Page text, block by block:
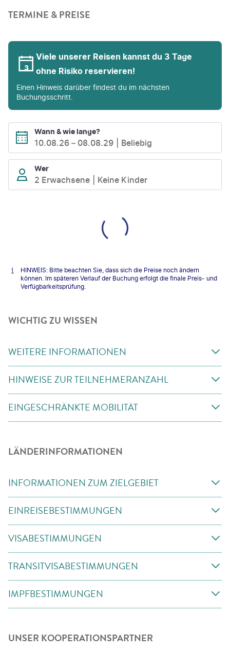
TERMINE & PREISE
Viele unserer Reisen kannst du 3 Tage
ohne Risiko reservieren!
Einen Hinweis darüber findest du im nächsten
Buchungsschritt.
Wann & wie lange?
10.08.26 – 08.08.29 Beliebig
Wer
2 Erwachsene Keine Kinder
HINWEIS: Bitte beachten Sie, dass sich die Preise noch ändern
können. Im späteren Verlauf der Buchung erfolgt die finale Preis- und
Verfügbarkeitsprüfung.
WICHTIG ZU WISSEN
WEITERE INFORMATIONEN
HINWEISE ZUR TEILNEHMERANZAHL
EINGESCHRÄNKTE MOBILITÄT
LÄNDERINFORMATIONEN
INFORMATIONEN ZUM ZIELGEBIET
EINREISEBESTIMMUNGEN
VISABESTIMMUNGEN
TRANSITVISABESTIMMUNGEN
IMPFBESTIMMUNGEN
UNSER KOOPERATIONSPARTNER